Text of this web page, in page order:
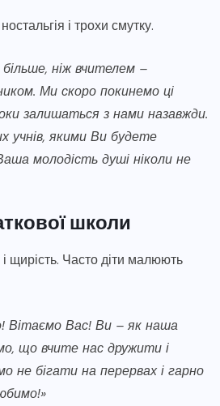
і трохи смутку.
ніж вчителем –
Ми скоро покинемо ці
залишаться з нами назавжди.
учнів, якими Ви будете
молодість душі ніколи не
школи
щирість. Часто діти малюють
Вітаємо Вас! Ви – як наша
що вчите нас дружити і
не бігати на перервах і гарно